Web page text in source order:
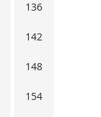
136
142
148
154